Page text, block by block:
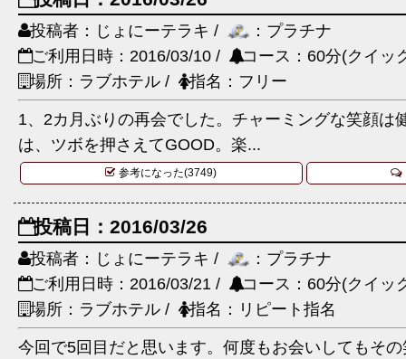
投稿者：じょにーテラキ /
：プラチナ
ご利用日時：2016/03/10 /
コース：60分(クイ
場所：ラブホテル /
指名：フリー
1、2カ月ぶりの再会でした。チャーミングな笑顔は
は、ツボを押さえてGOOD。楽...
参考になった(3749)
投稿日：2016/03/26
投稿者：じょにーテラキ /
：プラチナ
ご利用日時：2016/03/21 /
コース：60分(クイ
場所：ラブホテル /
指名：リピート指名
今回で5回目だと思います。何度もお会いしてもそ